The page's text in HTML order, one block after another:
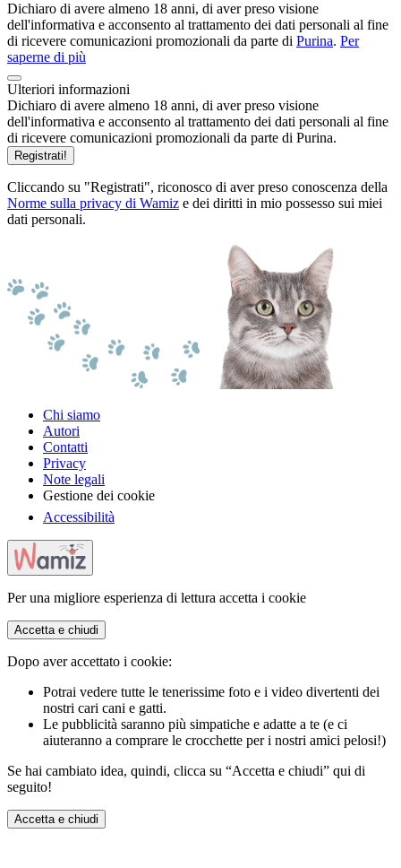
Dichiaro di avere almeno 18 anni, di aver preso visione
dell'informativa e acconsento al trattamento dei dati personali al fine
di ricevere comunicazioni promozionali da parte di Purina. Per
saperne di più
Ulteriori informazioni
Dichiaro di avere almeno 18 anni, di aver preso visione
dell'informativa e acconsento al trattamento dei dati personali al fine
di ricevere comunicazioni promozionali da parte di Purina.
Registrati!
Cliccando su "Registrati", riconosco di aver preso conoscenza della
Norme sulla privacy di Wamiz e dei diritti in mio possesso sui miei
dati personali.
Chi siamo
Autori
Contatti
Privacy
Note legali
Gestione dei cookie
Accessibilità
Per una migliore esperienza di lettura accetta i cookie
Accetta e chiudi
Dopo aver accettato i cookie:
Potrai vedere tutte le tenerissime foto e i video divertenti dei
nostri cari cani e gatti.
Le pubblicità saranno più simpatiche e adatte a te (e ci
aiuteranno a comprare le crocchette per i nostri amici pelosi!)
Se hai cambiato idea, quindi, clicca su “Accetta e chiudi” qui di
seguito!
Accetta e chiudi